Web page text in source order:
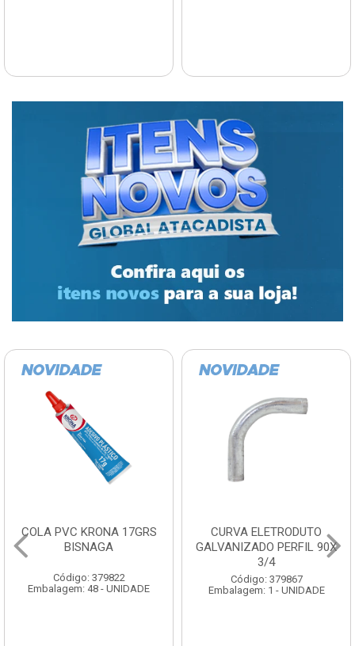
COLA PVC KRONA 17GRS
BISNAGA
Código: 379822
Embalagem: 48 - UNIDADE
CURVA ELETRODUTO
GALVANIZADO PERFIL 90X
3/4
Código: 379867
Embalagem: 1 - UNIDADE